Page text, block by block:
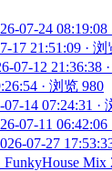
07-24 08:19:08
17 21:51:09 ·
07-12 21:36:38
· 浏览 980
07-14 07:24:31 ·
07-11 06:42:06
07-27
Mix